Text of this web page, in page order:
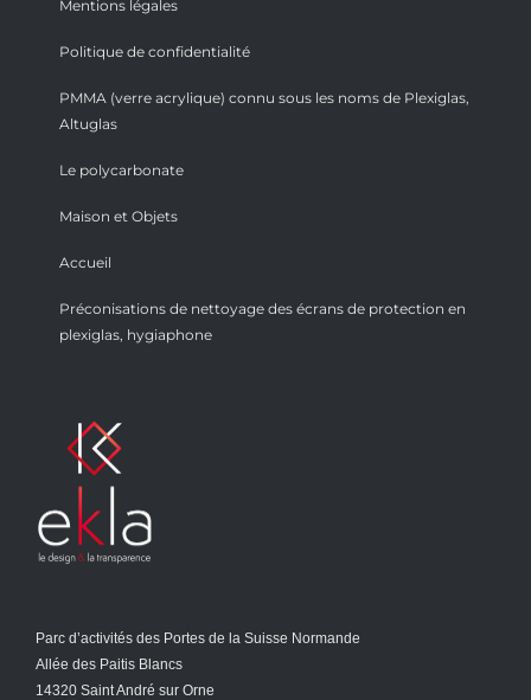
Mentions légales
Politique de confidentialité
PMMA (verre acrylique) connu sous les noms de Plexiglas,
Altuglas
Le polycarbonate
Maison et Objets
Accueil
Préconisations de nettoyage des écrans de protection en
plexiglas, hygiaphone
Parc d’activités des Portes de la Suisse Normande
Allée des Paitis Blancs
14320 Saint André sur Orne